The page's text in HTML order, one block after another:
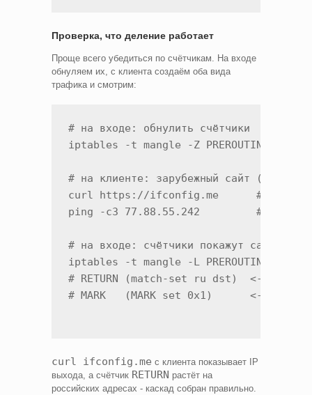
Проверка, что деление работает
Проще всего убедиться по счётчикам. На входе
обнуляем их, с клиента создаём оба вида
трафика и смотрим:
# на входе: обнулить счётчики
iptables -t mangle -Z PREROUTING
# на клиенте: зарубежный сайт (через
curl https://ifconfig.me      # покажет
ping -c3 77.88.55.242         #
# на входе: счётчики покажут само
iptables -t mangle -L PREROUTING -n -v
# RETURN (match-set ru dst)  <- пакеты
curl ifconfig.me с клиента показывает IP
выхода, а счётчик RETURN растёт на
российских адресах - каскад собран правильно.